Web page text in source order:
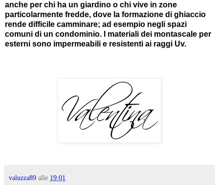
anche per chi ha un giardino o chi vive in zone
particolarmente fredde, dove la formazione di ghiaccio
rende difficile camminare; ad esempio negli spazi
comuni di un condominio. I materiali dei montascale per
esterni sono impermeabili e resistenti ai raggi Uv.
valuzza89 alle 19:01